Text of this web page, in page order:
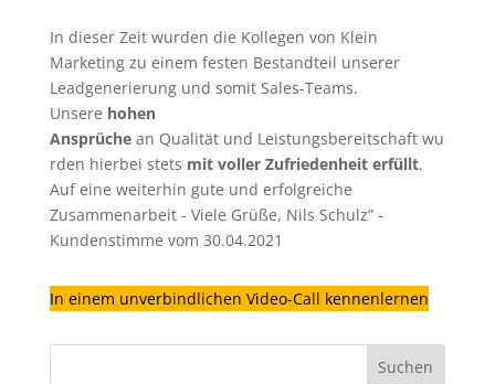
In dieser Zeit wurden die Kollegen von Klein
Marketing zu einem festen Bestandteil unserer
Leadgenerierungund somit Sales-Teams.
Unsere hohen
Ansprüchean Qualität und Leistungsbereitschaft wu
rden hierbei stets mit voller Zufriedenheit erfüllt.
Auf eine weiterhin gute und erfolgreiche
Zusammenarbeit - Viele Grüße, Nils Schulz” -
Kundenstimme vom 30.04.2021
In einem unverbindlichen Video-Call kennenlernen